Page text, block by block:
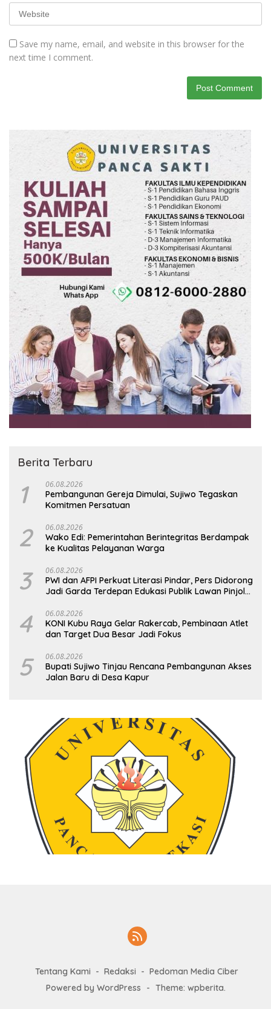
Save my name, email, and website in this browser for the
next time I comment.
Berita Terbaru
1 06.08.2026
Pembangunan Gereja Dimulai, Sujiwo Tegaskan
Komitmen Persatuan
2 06.08.2026
Wako Edi: Pemerintahan Berintegritas Berdampak
ke Kualitas Pelayanan Warga
3 06.08.2026
PWI dan AFPI Perkuat Literasi Pindar, Pers Didorong
Jadi Garda Terdepan Edukasi Publik Lawan Pinjol
4 06.08.2026
KONI Kubu Raya Gelar Rakercab, Pembinaan Atlet
dan Target Dua Besar Jadi Fokus
5 06.08.2026
Bupati Sujiwo Tinjau Rencana Pembangunan Akses
Jalan Baru di Desa Kapur
Tentang Kami Redaksi
Pedoman Media Ciber
Powered by WordPress
- Theme: wpberita.